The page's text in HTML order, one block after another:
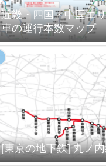
近畿・四国・中国エ
車の運行本数マップ
[東京の地下鉄] 丸ノ